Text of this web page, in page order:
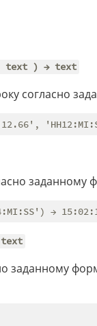
text ) → text
согласно
заданному
заданному